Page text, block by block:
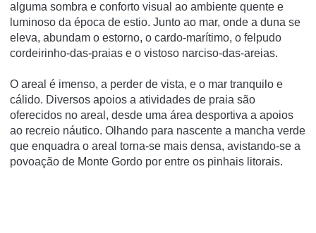
alguma sombra e conforto visual ao ambiente quente e
luminoso da época de estio. Junto ao mar, onde a duna se
eleva, abundam o estorno, o cardo-marítimo, o felpudo
cordeirinho-das-praias e o vistoso narciso-das-areias.
O areal é imenso, a perder de vista, e o mar tranquilo e
cálido. Diversos apoios a atividades de praia são
oferecidos no areal, desde uma área desportiva a apoios
ao recreio náutico. Olhando para nascente a mancha verde
que enquadra o areal torna-se mais densa, avistando-se a
povoação de Monte Gordo por entre os pinhais litorais.